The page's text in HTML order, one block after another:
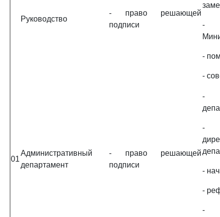
Руководство
- право решающей
подписи
-
-
-
01
Административный
департамент
- право решающей
подписи
-
-
-
-
-